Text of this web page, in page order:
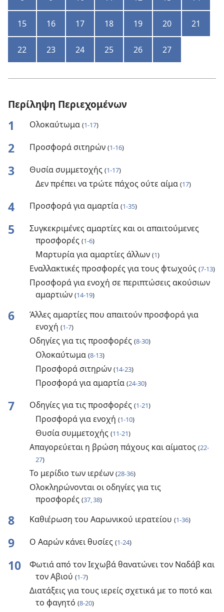
15 16 17 18 19 20 21
22 23 24 25 26 27
Περίληψη Περιεχομένων
1 Ολοκαύτωμα (1-17)
2 Προσφορά σιτηρών (1-16)
3 Θυσία συμμετοχής (1-17)
Δεν πρέπει να τρώτε πάχος ούτε αίμα (17)
4 Προσφορά για αμαρτία (1-35)
5
Συγκεκριμένες αμαρτίες και οι απαιτούμενες
προσφορές (1-6)
Μαρτυρία για αμαρτίες άλλων (1)
Εναλλακτικές προσφορές για τους φτωχούς (7-13)
Προσφορά για ενοχή σε περιπτώσεις ακούσιων
αμαρτιών (14-19)
6
Άλλες αμαρτίες που απαιτούν προσφορά για
ενοχή (1-7)
Οδηγίες για τις προσφορές (8-30)
Ολοκαύτωμα (8-13)
Προσφορά σιτηρών (14-23)
Προσφορά για αμαρτία (24-30)
7 Οδηγίες για τις προσφορές (1-21)
Προσφορά για ενοχή (1-10)
Θυσία συμμετοχής (11-21)
Απαγορεύεται η βρώση πάχους και αίματος (22-
27)
Το μερίδιο των ιερέων (28-36)
Ολοκληρώνονται οι οδηγίες για τις
προσφορές (37, 38)
8 Καθιέρωση του Ααρωνικού ιερατείου (1-36)
9 Ο Ααρών κάνει θυσίες (1-24)
10
Φωτιά από τον Ιεχωβά θανατώνει τον Ναδάβ και
τον Αβιού (1-7)
Διατάξεις για τους ιερείς σχετικά με το ποτό και
το φαγητό (8-20)